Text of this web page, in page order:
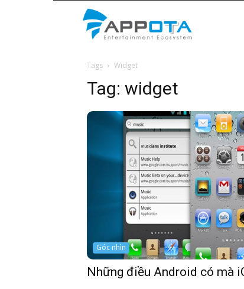
Tags Widget
Tag: widget
Góc nhìn
Những điều Android có mà